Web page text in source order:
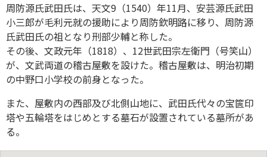
周防源氏武田氏は、天文9（1540）年11月、安芸源氏武田
小三郎が毛利元就の援助により周防欽明路に移り、周防源
氏武田氏の祖となり刑部少輔と称した。
その後、文政元年（1818）、12世武田宗左衛門（号笑山）
が、文武両道の稽古屋敷を設けた。稽古屋敷は、明治初期
の中野口小学校の前身となった。
また、屋敷内の西部及び北側山地に、武田氏代々の宝篋印
塔や五輪塔をはじめとする墓石が設置されている墓所があ
る。